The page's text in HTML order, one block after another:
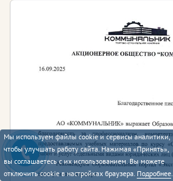
Мы используем файлы cookie и сервисы аналитики,
чтобы улучшать работу сайта. Нажимая «Принять»,
вы соглашаетесь с их использованием. Вы можете
отключить cookie в настройках браузера. Подробнее.